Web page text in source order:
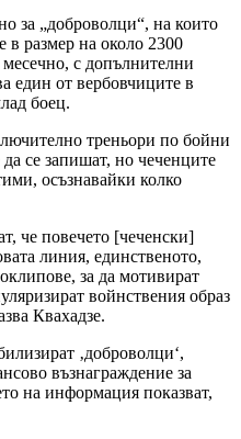
за „доброволци“, на които
в размер на около 2300
месечно, с допълнителни
един от вербовчиците в
боец.
треньори по бойни
се запишат, но чеченците
осъзнавайки колко
че повечето [чеченски]
линия, единственото,
за да мотивират
войнствения образ
Квахадзе.
‚доброволци‘,
възнаграждение за
на информация показват,